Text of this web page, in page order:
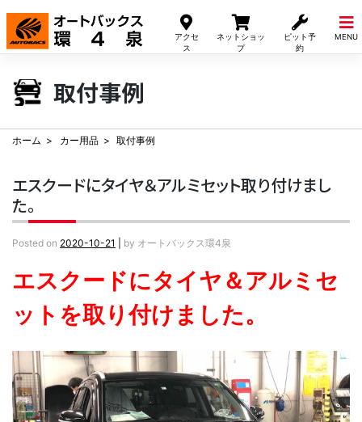
アクセ
ス
ネットショッ
プ
ピット予
約
MENU
Skip
content
取付事例
ホーム カー用品 取付事例
エスクードにタイヤ＆アルミセット取り付けまし
た。
Posted on 2020-10-21 by オートバックス環4泉
エスクードにタイヤ＆アルミセ
ットを取り付けました。